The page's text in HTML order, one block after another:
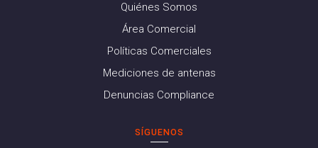
Quiénes Somos
Área Comercial
Políticas Comerciales
Mediciones de antenas
Denuncias Compliance
SÍGUENOS